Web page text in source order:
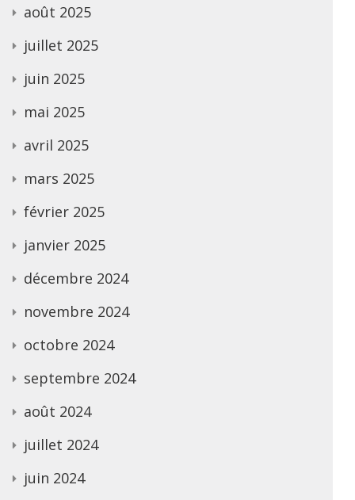
août 2025
juillet 2025
juin 2025
mai 2025
avril 2025
mars 2025
février 2025
janvier 2025
décembre 2024
novembre 2024
octobre 2024
septembre 2024
août 2024
juillet 2024
juin 2024